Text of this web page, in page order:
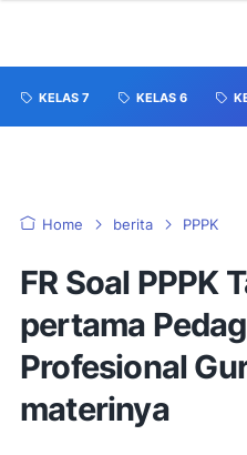
KELAS 7 KELAS 6
Home berita PPPK
FR Soal PPPK
pertama
Profesional
materinya